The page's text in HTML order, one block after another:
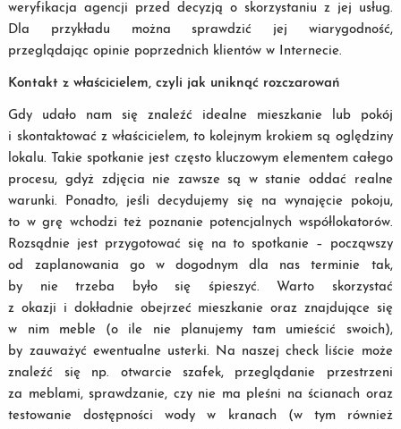
weryfikacja agencji przed decyzją o skorzystaniu z jej usług.
Dla przykładu można sprawdzić jej wiarygodność,
przeglądając opinie poprzednich klientów w Internecie.
Kontakt z właścicielem, czyli jak uniknąć rozczarowań
Gdy udało nam się znaleźć idealne mieszkanie lub pokój
i skontaktować z właścicielem, to kolejnym krokiem są oględziny
lokalu. Takie spotkanie jest często kluczowym elementem całego
procesu, gdyż zdjęcia nie zawsze są w stanie oddać realne
warunki. Ponadto, jeśli decydujemy się na wynajęcie pokoju,
to w grę wchodzi też poznanie potencjalnych współlokatorów.
Rozsądnie jest przygotować się na to spotkanie – począwszy
od zaplanowania go w dogodnym dla nas terminie tak,
by nie trzeba było się śpieszyć. Warto skorzystać
z okazji i dokładnie obejrzeć mieszkanie oraz znajdujące się
w nim meble (o ile nie planujemy tam umieścić swoich),
by zauważyć ewentualne usterki. Na naszej check liście może
znaleźć się np. otwarcie szafek, przeglądanie przestrzeni
za meblami, sprawdzanie, czy nie ma pleśni na ścianach oraz
testowanie dostępności wody w kranach (w tym również